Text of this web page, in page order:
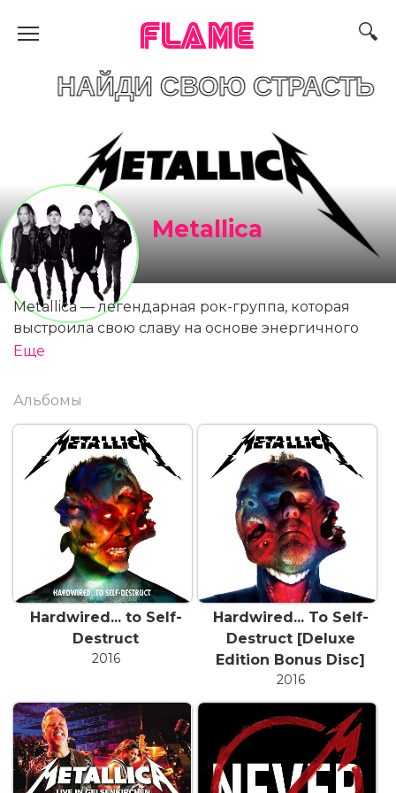
FLAME
СВОЮ СТРАСТЬ
Metallica
Metallica — легендарная рок-группа, которая
выстроила свою славу на основе энергичного
рок-метала и бескомпромиссного стиля
Гэтфилдом (вокал, гитара) и Ларсом Ульрихом
объединиться и создать музыкальный проект,
который отличался бы агрессивным звучанием
и сильной энергетикой. Чуть позже к составу
Metallica присоединились бас-гитарист Клифф
Бертон и гитарист Керк Хэмметт.
Metallica выпустил дебютный альбом Kill ‘Em All в
1983 году, мгновенно получив популярность
среди рок-слушателей. Но настоящим громким
прорывом для них стал лонгплей Master of
Puppets 1986 года, до сих пор считающийся
шедевром жанра рок-метал.
релиза альбома группа столкнулась с трагедией
— гибелью бас-гитариста Клиффа Бертона в
автокатастрофе во время гастрольного тура 1986
года. Невзирая на большой удар для Metallica в
Еще
Альбомы
Hardwired... to Self-
Destruct
2016
Hardwired... To Self-
Destruct [Deluxe
Edition Bonus Disc]
2016